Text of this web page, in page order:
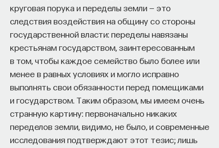
круговая порука и переделы земли — это
следствия воздействия на общину со стороны
государственной власти: переделы навязаны
крестьянам государством, заинтересованным
в том, чтобы каждое семейство было более или
менее в равных условиях и могло исправно
выполнять свои обязанности перед помещиками
и государством. Таким образом, мы имеем очень
странную картину: первоначально никаких
переделов земли, видимо, не было, и современные
исследования подтверждают этот тезис; лишь
знаний, в которых все строго раскладывается
по полочкам, примерно как распределяли
по ячейкам силы земные и небесные. Девяти
ангельским чинам противостоят девять
античинов демонов. Сначала трудно наблюдать
в этом противопоставлении гармонию, потому что
негативные явления, на первый взгляд, ломают
гармонию. Но средневековые мыслители
не боятся присутствия зла в мире, даже если
считают его отсутствием добра. Они не боятся
зла, потому что присутствие черного цвета